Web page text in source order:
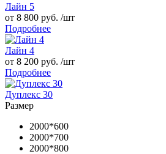
Лайн 5
от 8 800 руб. /шт
Подробнее
Лайн 4
от 8 200 руб. /шт
Подробнее
Дуплекс 30
Размер
2000*600
2000*700
2000*800